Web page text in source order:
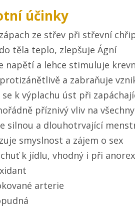
účinky
ze střev při střevní
těla teplo, zlepšuje Ágní
napětí a lehce stimuluje
a zabraňuje
se k výplachu úst při
příznivý vliv na
silnou a dlouhotrvající
smyslnost a zájem o sex
k jídlu, vhodný i při
arterie